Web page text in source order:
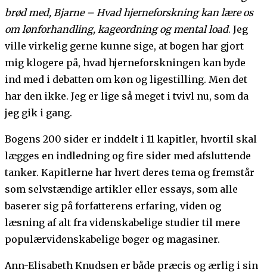
brød med, Bjarne – Hvad hjerneforskning kan lære os
om lønforhandling, kageordning og mental load. Jeg
ville virkelig gerne kunne sige, at bogen har gjort
mig klogere på, hvad hjerneforskningen kan byde
ind med i debatten om køn og ligestilling. Men det
har den ikke. Jeg er lige så meget i tvivl nu, som da
jeg gik i gang.
Bogens 200 sider er inddelt i 11 kapitler, hvortil skal
lægges en indledning og fire sider med afsluttende
tanker. Kapitlerne har hvert deres tema og fremstår
som selvstændige artikler eller essays, som alle
baserer sig på forfatterens erfaring, viden og
læsning af alt fra videnskabelige studier til mere
populærvidenskabelige bøger og magasiner.
Ann-Elisabeth Knudsen er både præcis og ærlig i sin